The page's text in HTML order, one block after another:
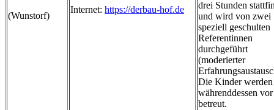
(Wunstorf)
Internet: https://derbau-hof.de
drei Stunden
und wird von zwei
speziell geschulten
Referentinnen
durchgeführt
(moderierter
Die Kinder werden
währenddessen
betreut.